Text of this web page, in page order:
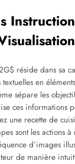
réside dans sa
en
sépare les
ces informations
une recette de
sont les actions
d’images
de manière